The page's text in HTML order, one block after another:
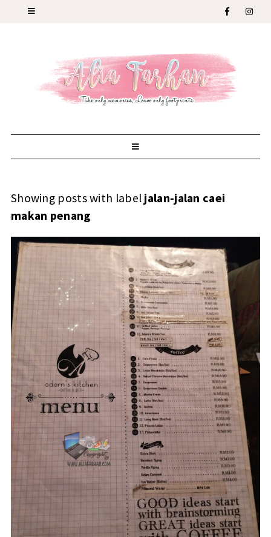
Showing posts with label jalan-jalan caei
makan penang